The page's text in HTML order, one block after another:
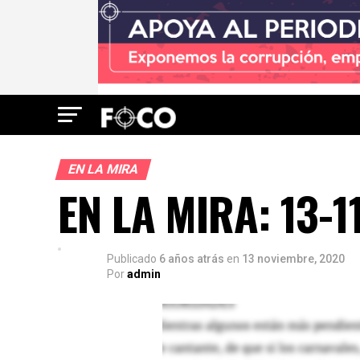
EN LA MIRA
EN LA MIRA: 13-
Publicado 6 años atrás en 13 noviembre, 2020
Poradmin